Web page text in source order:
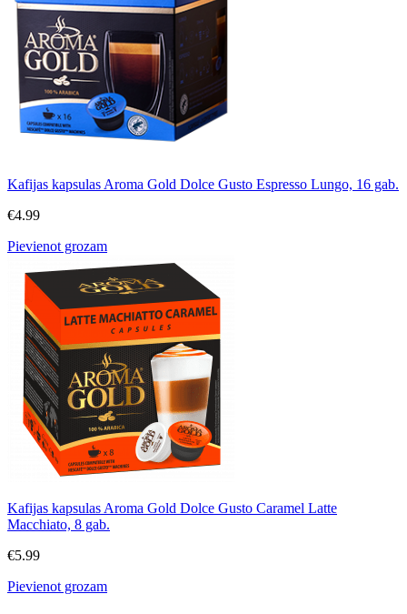
Kafijas kapsulas Aroma Gold Dolce Gusto Espresso Lungo, 16 gab.
€4.99
Pievienot grozam
Kafijas kapsulas Aroma Gold Dolce Gusto Caramel Latte
Macchiato, 8 gab.
€5.99
Pievienot grozam